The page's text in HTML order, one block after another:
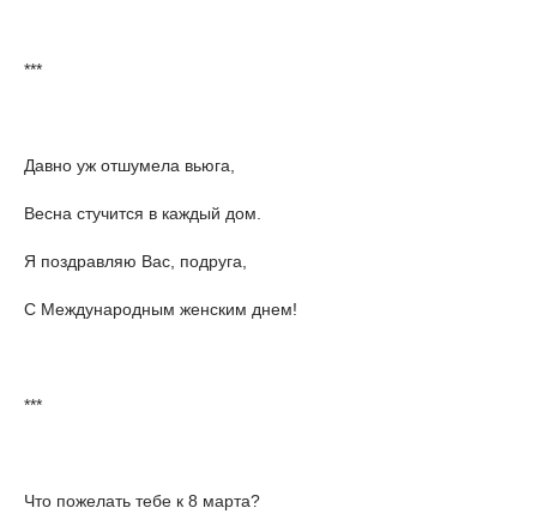
***
Давно уж отшумела вьюга,
Весна стучится в каждый дом.
Я поздравляю Вас, подруга,
С Международным женским днем!
***
Что пожелать тебе к 8 марта?